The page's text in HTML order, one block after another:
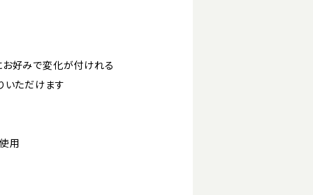
好みで変化が付けれる
いただけます
用